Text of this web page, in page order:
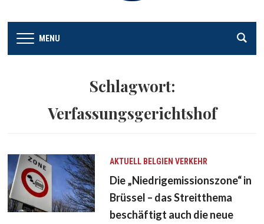
MENU
Schlagwort:
Verfassungsgerichtshof
AKTUELL BELGIEN VERKEHR
Die „Niedrigemissionszone“ in
Brüssel – das Streitthema
beschäftigt auch die neue